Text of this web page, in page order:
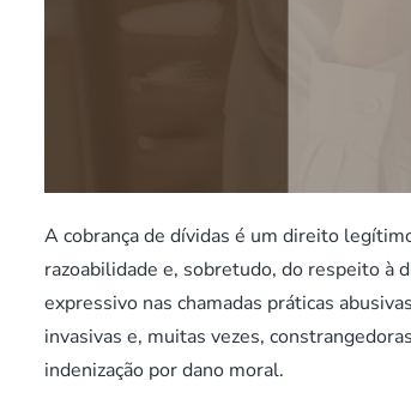
A cobrança de dívidas é um direito
razoabilidade e, sobretudo, do respeito à
expressivo nas chamadas práticas
invasivas e, muitas vezes,
indenização por dano moral.